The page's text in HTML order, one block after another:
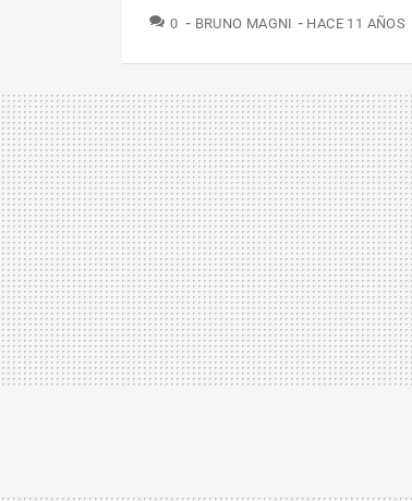
0 COMENTARIOS
BRUNO MAGNI HACE 11 AÑOS